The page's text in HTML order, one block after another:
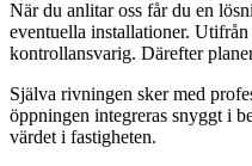
När du anlitar oss får du en
eventuella installationer.
kontrollansvarig. Därefter
Själva rivningen sker med
öppningen integreras snyggt i
värdet i fastigheten.